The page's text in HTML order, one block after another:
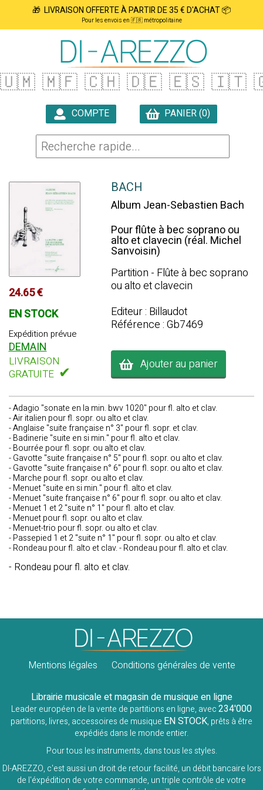
🎁 LIVRAISON OFFERTE À PARTIR DE 35 € D'ACHAT 📦
Pour les envois en 🇫🇷 métropolitaine
🇺🇲 🇲🇫 🇨🇭 🇩🇪 🇪🇸 🇮🇹
COMPTE
PANIER (0)
24.65 €
EN STOCK
Expédition prévue
DEMAIN
LIVRAISON
GRATUITE ✔
BACH
Album Jean-Sebastien Bach
Pour flûte à bec soprano ou
alto et clavecin (réal. Michel
Sanvoisin)
Partition - Flûte à bec soprano
ou alto et clavecin
Editeur : Billaudot
Référence : Gb7469
Ajouter au panier
- Adagio "sonate en la min. bwv 1020" pour fl. alto et clav.
- Air italien pour fl. sopr. ou alto et clav.
- Anglaise "suite française n° 3" pour fl. sopr. et clav.
- Badinerie "suite en si min." pour fl. alto et clav.
- Bourrée pour fl. sopr. ou alto et clav.
- Gavotte "suite française n° 5" pour fl. sopr. ou alto et clav.
- Gavotte "suite française n° 6" pour fl. sopr. ou alto et clav.
- Marche pour fl. sopr. ou alto et clav.
- Menuet "suite en si min." pour fl. alto et clav.
- Menuet "suite française n° 6" pour fl. sopr. ou alto et clav.
- Menuet 1 et 2 "suite n° 1" pour fl. alto et clav.
- Menuet pour fl. sopr. ou alto et clav.
- Menuet-trio pour fl. sopr. ou alto et clav.
- Passepied 1 et 2 "suite n° 1" pour fl. sopr. ou alto et clav.
- Rondeau pour fl. alto et clav. - Rondeau pour fl. alto et clav.
- Rondeau pour fl. alto et clav.
Mentions légales Conditions générales de vente
Librairie musicale et magasin de musique en ligne
Leader européen de la vente de partitions en ligne, avec234'000
partitions, livres, accessoires de musique EN STOCK, prêts à être
expédiés dans le monde entier.
Pour tous les instruments, dans tous les styles.
DI-AREZZO, c'est aussi un droit de retour facilité, un débit bancaire lors
de l'éxpédition de votre commande, un triple contrôle de votre